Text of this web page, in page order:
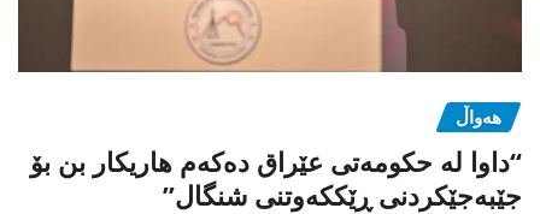
هەواڵ
“داوا لە حكومەتی عێراق دەكەم هاریكار بن بۆ
جێبەجێكردنی ڕێككەوتنی شنگال”